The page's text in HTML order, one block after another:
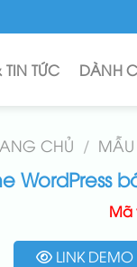
TIN TỨC DÀNH
CHỦ /
WordPress
Mã
LINK DEMO